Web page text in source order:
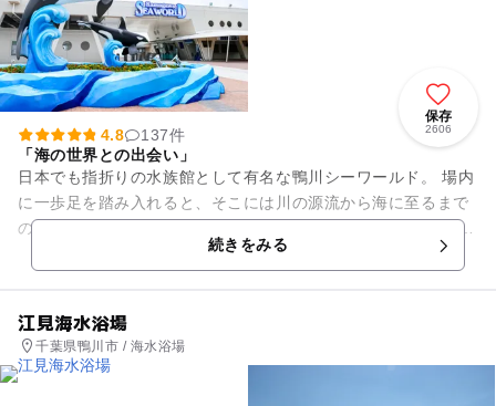
保存
2606
4.8
137件
「海の世界との出会い」
日本でも指折りの水族館として有名な鴨川シーワールド。 場内
に一歩足を踏み入れると、そこには川の源流から海に至るまで
の環境を再現した水槽が。 雄大な太平洋を目の前に「海の世界
続きをみる
江見海水浴場
千葉県鴨川市 / 海水浴場